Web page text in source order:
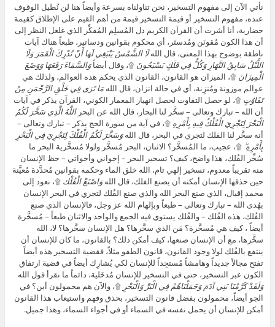
نأتي الآن إلى مفهوم التسخير، نحن تناولناه بسرعة وأيضاً هنا لن نُطيل الوقوف
عنده، مفهوم التسخير أو قيمة التسخير قيمة من أهم القيم على الإطلاق كقيمة
حضارية، أنا أشرت أن القرآن الكريم دل المُسلِم المُفكِّر الذي غلغل النظر إلى
أن هذا الكون مُقونَن ومُدستَر، أي محكوم بقوانين ودساتير، طبعاً هناك آيات
ناطقة بوضوح بهذا المعنى، قال اللهلَا الشَّمْسُ يَنْبَغِي لَهَا أَنْ تُدْرِكَ الْقَمَرَ وَلَا
اللَّيْلُ سَابِقُ النَّهَارِ وَكُلٌّ فِي فَلَكٍ يَسْبَحُونَ ۩، وقال أيضاًوَالسَّمَاءَ رَفَعَهَا وَوَضَعَ
الْمِيزَانَ ۩، الميزان هو القانون، القانون الذي يحكم هذه العوالم، ولذلك هي
عوالم موزونة ومُتزِنة، أي في حالة اتزان، قال اللهمَا تَرَى فِي خَلْقِ الرَّحْمَنِ مِنْ
تَفَاوُتٍ ۩، لو حصل التفاوت لحصل انهيار المعمار الكوني، القرآن يذكر في آيات
أن الله – تبارك وتعالى – سخَّر لنا البحار، قال الله عن البحراللَّهُ الَّذِي سَخَّرَ لَكُمُ
الْبَحْرَ لِتَجْرِيَ الْفُلْكُ فِيهِ بِأَمْرِهِ ۩، في آية من سورة الحج يذكر – تبارك وتعالى –
أنه سخَّر لنا الفلك لتجري في البحر، قال اللهوَسَخَّرَ لَكُمُ الْفُلْكَ لِتَجْرِيَ فِي الْبَحْرِ
بِأَمْرِهِ ۖ ۩، عجيب، ما المُسخَّر؟ الاثنان، البحر مُسخَّر ولولا مُسخَّرية البحر ما
سُخِّر الفُلك، هذا واضح، كيف؟ تسخير البحر – إخواني وأخواتي – حظ الإنسان
منه تقريباً معدوم، تسخير إلهي تام، الله خلق الماء وحكمه بقوانين مُحدَّدة مُعيَّنة
حين حذقها الإنسان أمكنه أن يصنع الفلك، قال اللهوَاصْنَعْ الْفُلْك ۩، نعود إلى
محمد إقبال، الذي صنع البحر الله والذي صنع الفُلك لتجري في البحر الإنسان
بهُدى الله – تبارك وتعالى – طبعاً وبإلهام الله عز وجل، فالإنسان الذي صنع
الفُلك، هذه الفُلك – والفُلك يستوي فيه الجمع والواحد والاثنان طبعاً – مُسخَّرة
أيضاً ، كيف هي مُسخَّرة؟ مَن الذي سخَّرها؟ هل الإنسان سخَّرها؟ لا، الله
سخَّرها، مع أن الإنسان صنعها، كيف أمكن ذلك؟ بالقانون، ما كان للإنسان أن
ينتفع بالفُلك لولا وجود القانون، قانون الطفو مثلاً، فقضية التسخير هذه أيضاً
تفتح مجالاً جديداً وهامشاً مُستجِداً للإنسان لكي يُشارِك أيضاً في قضية ارتفاق
الكون عبر التسخير، حتى في التسخير للإنسان مُدخَلية، دائماً ما نقرأ قول الله
وَلَقَدْ كَرَّمْنَا بَنِي آدَمَ وَحَمَلْنَاهُمْ فِي الْبَرِّ وَالْبَحْرِ ۩، والآن هم محمولون أين؟ في
الجو أيضاً، محمولون بفضل قانون التسخير، بحذق وفهم واستيعاب هذا القانون
أمكن للإنسان أن يحمل نفسه في السماء أو في أجواء السماء، وهذا جميل.